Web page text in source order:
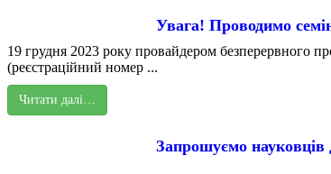
Увага! Проводимо
19 грудня 2023 року провайдером безперервного
(реєстраційний номер ...
Читати далі…
Запрошуємо науковців